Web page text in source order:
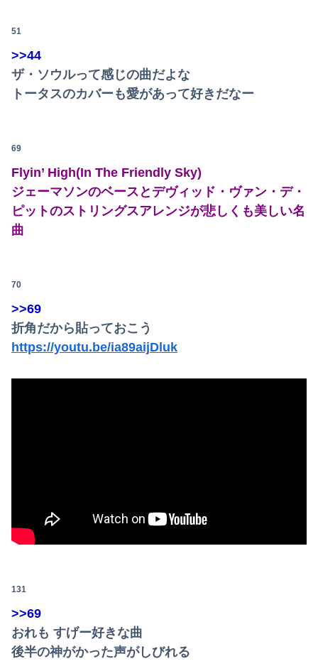
51
>>44
ザ・ソウルって感じの曲だよな
トータスのカバーも愛があって好きだなー
69
Flyin’ High(In The Friendly Sky)
ジェーマソンのベースとデヴィッド・ヴァン・デ・
ピットのストリングスアレンジが悲しくも美しい名
曲
70
>>69
折角だから貼っておこう
https://youtu.be/ia89aijDluk
131
>>69
おれも すげー好きな曲
後半の神がかった声がしびれる